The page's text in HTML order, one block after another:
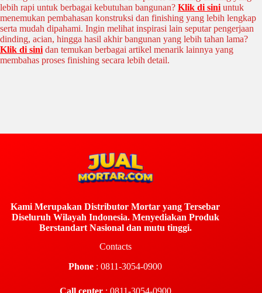
lebih rapi untuk berbagai kebutuhan bangunan? Klik di sini untuk
menemukan pembahasan konstruksi dan finishing yang lebih lengkap
serta mudah dipahami. Ingin melihat inspirasi lain seputar pengerjaan
dinding, acian, hingga hasil akhir bangunan yang lebih tahan lama?
Klik di sini dan temukan berbagai artikel menarik lainnya yang
membahas proses finishing secara lebih detail.
Kami Merupakan Distributor Mortar yang Tersebar
Diseluruh Wilayah Indonesia. Menyediakan Produk
Berstandart Nasional dan mutu tinggi.
Contacts
Phone : 0811-3054-0900
Call center : 0811-3054-0900